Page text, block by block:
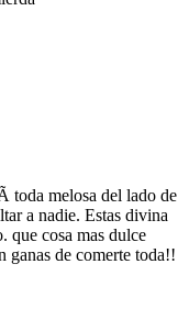
toda melosa del lado de
a nadie. Estas divina
que cosa mas dulce
ganas de comerte toda!!